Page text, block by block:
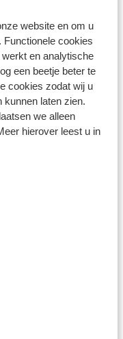
website en om u
Functionele cookies
en analytische
een beetje beter te
cookies zodat wij u
kunnen laten zien.
we alleen
hierover leest u in